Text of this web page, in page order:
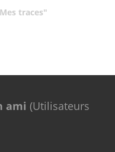
traces"
ami (Utilisateurs